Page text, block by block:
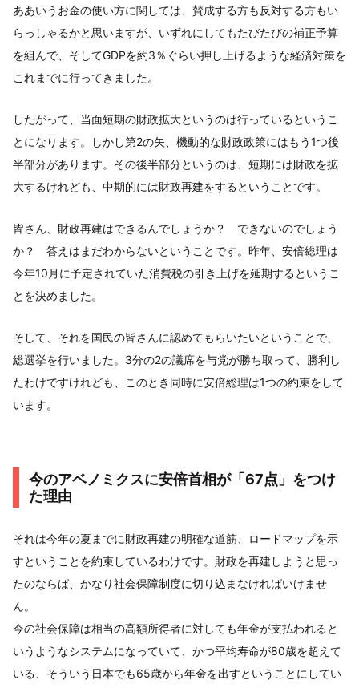
ああいうお金の使い方に関しては、賛成する方も反対する方もい
らっしゃるかと思いますが、いずれにしてもたびたびの補正予算
を組んで、そしてGDPを約3％ぐらい押し上げるような経済対策を
これまでに行ってきました。
したがって、当面短期の財政拡大というのは行っているというこ
とになります。しかし第2の矢、機動的な財政政策にはもう1つ後
半部分があります。その後半部分というのは、短期には財政を拡
大するけれども、中期的には財政再建をするということです。
皆さん、財政再建はできるんでしょうか？ できないのでしょう
か？ 答えはまだわからないということです。昨年、安倍総理は
今年10月に予定されていた消費税の引き上げを延期するというこ
とを決めました。
そして、それを国民の皆さんに認めてもらいたいということで、
総選挙を行いました。3分の2の議席を与党が勝ち取って、勝利し
たわけですけれども、このとき同時に安倍総理は1つの約束をして
います。
今のアベノミクスに安倍首相が「67点」をつけ
た理由
それは今年の夏までに財政再建の明確な道筋、ロードマップを示
すということを約束しているわけです。財政を再建しようと思っ
たのならば、かなり社会保障制度に切り込まなければいけませ
ん。
今の社会保障は相当の高額所得者に対しても年金が支払われると
いうようなシステムになっていて、かつ平均寿命が80歳を超えて
いる、そういう日本でも65歳から年金を出すということにしてい